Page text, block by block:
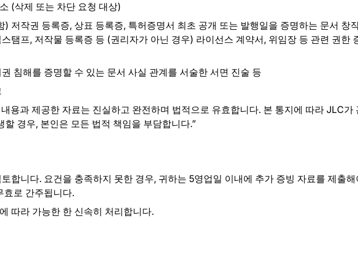
(삭제 또는 차단 요청 대상)
저작권 등록증, 상표 등록증, 특허증명서 최초 공개 또는 발행일을 증명하는 문서 창
탬프, 저작물 등록증 등 (권리자가 아닌 경우) 라이선스 계약서, 위임장 등 관련 권한
침해를 증명할 수 있는 문서 사실 관계를 서술한 서면 진술 등
용과 제공한 자료는 진실하고 완전하며 법적으로 유효합니다. 본 통지에 따라 JLC가
경우, 본인은 모든 법적 책임을 부담합니다.”
합니다. 요건을 충족하지 못한 경우, 귀하는 5영업일 이내에 추가 증빙 자료를 제출해
효로 간주됩니다.
따라 가능한 한 신속히 처리합니다.